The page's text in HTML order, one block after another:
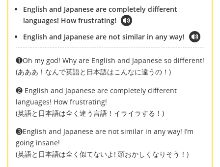
English and Japanese are completely different
languages! How frustrating!
English and Japanese are not similar in any way!
❶Oh my god! Why are English and Japanese so different!
(あああ！なんで英語と日本語はこんなに違うの！)
❷ English and Japanese are completely different
languages! How frustrating!
(英語と日本語は全く違う言語！イライラする！)
❸English and Japanese are not similar in any way! I’m
going insane!
(英語と日本語は全く似てないよ! 頭おかしくなりそう！)